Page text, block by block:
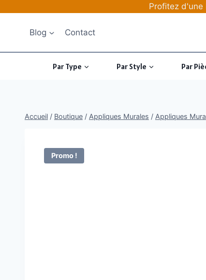
contenu
Profitez d'une
Blog Contact
Par Type Par Style Par
Accueil / Boutique / Appliques Murales / Appliques
Promo !